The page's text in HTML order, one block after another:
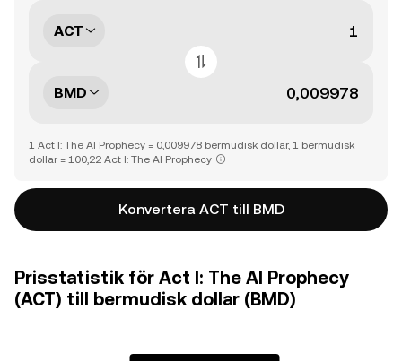
ACT
BMD
1 Act I: The AI Prophecy = 0,009978 bermudisk dollar, 1 bermudisk
dollar = 100,22 Act I: The AI Prophecy
Konvertera ACT till BMD
Prisstatistik för Act I: The AI Prophecy
(ACT) till bermudisk dollar (BMD)